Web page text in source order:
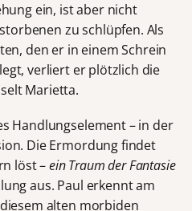
ein, ist aber nicht
zu schlüpfen. Als
den er in einem Schrein
verliert er plötzlich die
Marietta.
Handlungselement – in der
Die Ermordung findet
löst –ein Traum der Fantasie
aus. Paul erkennt am
alten morbiden